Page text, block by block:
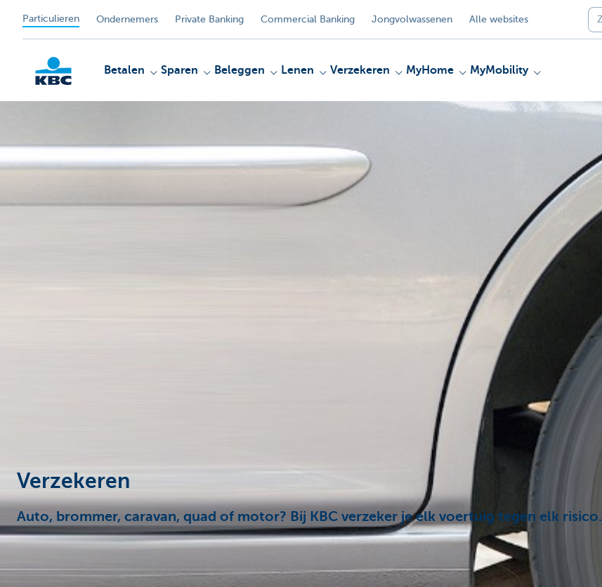
Particulieren Ondernemers Private Banking Commercial Banking Jongvolwassenen Alle websites
KBC
Betalen Sparen Beleggen Lenen Verzekeren MyHome MyMobility
Verzekeren
Auto, brommer, caravan, quad of motor? Bij KBC verzeker je elk voertuig tegen elk risico.